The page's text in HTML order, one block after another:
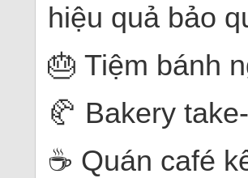
hiệu quả bảo
🎂 Tiệm bánh
🥐 Bakery
☕ Quán café